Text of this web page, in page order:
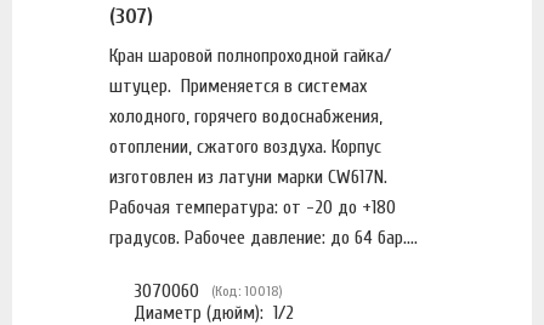
(307)
Кран шаровой полнопроходной гайка/
штуцер. Применяется в системах
холодного, горячего водоснабжения,
отоплении, сжатого воздуха. Корпус
изготовлен из латуни марки CW617N.
Рабочая температура: от -20 до +180
градусов. Рабочее давление: до 64 бар....
3070060 (Код: 10018)
Диаметр (дюйм): 1/2